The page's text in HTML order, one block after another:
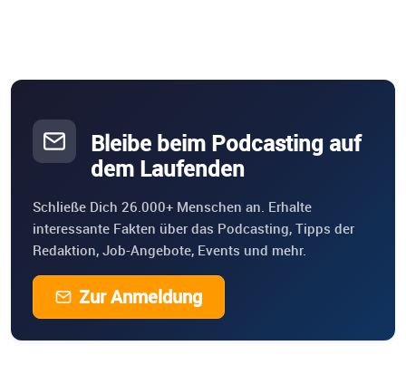
Bleibe beim Podcasting auf
dem Laufenden
Schließe Dich 26.000+ Menschen an. Erhalte
interessante Fakten über das Podcasting, Tipps der
Redaktion, Job-Angebote, Events und mehr.
Zur Anmeldung